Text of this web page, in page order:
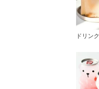
ドリン